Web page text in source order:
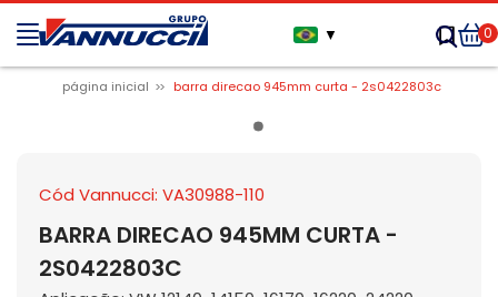
▼ 0
página inicial barra direcao 945mm curta - 2s0422803c
Cód Vannucci: VA30988-110
BARRA DIRECAO 945MM CURTA -
2S0422803C